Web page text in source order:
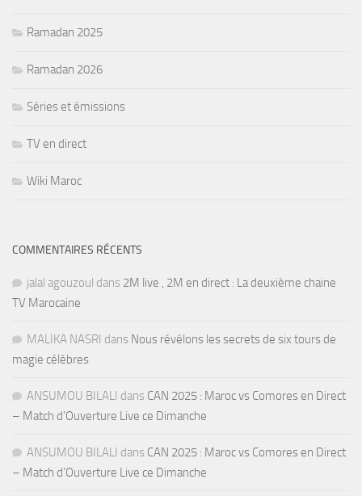
Ramadan 2025
Ramadan 2026
Séries et émissions
TV en direct
Wiki Maroc
COMMENTAIRES RÉCENTS
jalal agouzoul dans 2M live , 2M en direct : La deuxième chaine
TV Marocaine
MALIKA NASRI dans Nous révélons les secrets de six tours de
magie célèbres
ANSUMOU BILALI dans CAN 2025 : Maroc vs Comores en Direct
– Match d’Ouverture Live ce Dimanche
ANSUMOU BILALI dans CAN 2025 : Maroc vs Comores en Direct
– Match d’Ouverture Live ce Dimanche